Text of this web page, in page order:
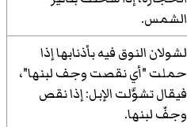
الشمس.
لشولان النوق فيه بأذنابها إذا
حملت "أي نقصت وجف لبنها"،
فيقال تشوَّلت الإبل: إذا نقص
وجفّ لبنها.